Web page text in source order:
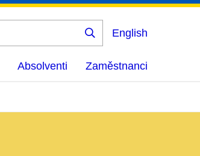
Vyhledat
English
Absolventi Zaměstnanci